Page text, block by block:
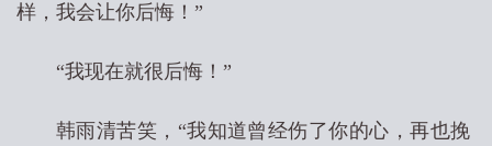
样，我会让你后悔！”
“我现在就很后悔！”
韩雨清苦笑，“我知道曾经伤了你的心，再也挽